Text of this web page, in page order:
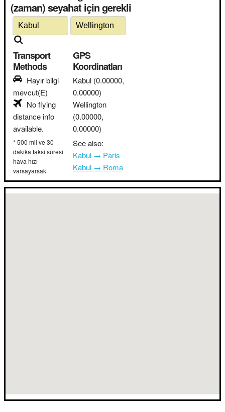
(zaman) seyahat için gerekli
Transport
Methods
Hayır bilgi
mevcut(E)
No flying
distance info
available.
* 500 mil ve 30
dakika taksi süresi
hava hızı
varsayarsak.
GPS
Koordinatları
Kabul (0.00000,
0.00000)
Wellington
(0.00000,
0.00000)
See also:
Kabul → Paris
Kabul → Roma